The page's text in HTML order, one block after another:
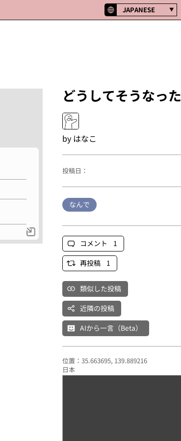
JAPANESE
どうしてそうなった
by はなこ
投稿日：
なんで
コメント 1
再投稿 1
類似した投稿
近隣の投稿
AIから一言（Beta）
位置：35.663695, 139.889216
日本